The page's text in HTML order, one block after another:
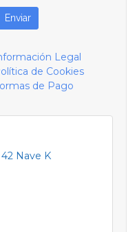
Enviar
Legal
de Cookies
de Pago
Nave K